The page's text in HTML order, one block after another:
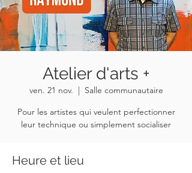
Atelier d'arts +
ven. 21 nov.
  |
Salle communautaire
Pour les artistes qui veulent perfectionner
leur technique ou simplement socialiser
Heure et lieu